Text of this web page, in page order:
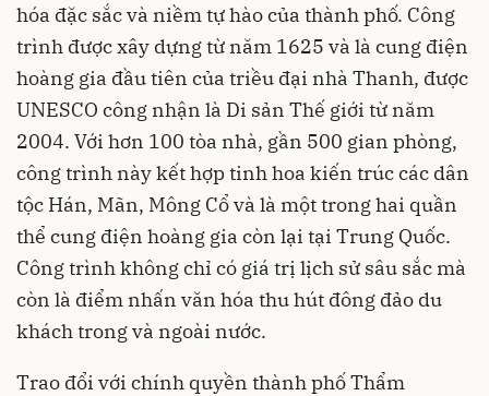
hóa đặc sắc và niềm tự hào của thành phố. Công
trình được xây dựng từ năm 1625 và là cung điện
hoàng gia đầu tiên của triều đại nhà Thanh, được
UNESCO công nhận là Di sản Thế giới từ năm
2004. Với hơn 100 tòa nhà, gần 500 gian phòng,
công trình này kết hợp tinh hoa kiến trúc các dân
tộc Hán, Mãn, Mông Cổ và là một trong hai quần
thể cung điện hoàng gia còn lại tại Trung Quốc.
Công trình không chỉ có giá trị lịch sử sâu sắc mà
còn là điểm nhấn văn hóa thu hút đông đảo du
khách trong và ngoài nước.
Trao đổi với chính quyền thành phố Thẩm